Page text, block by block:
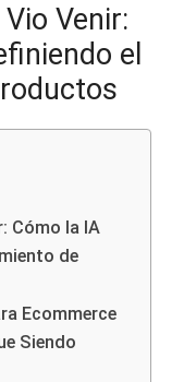
Venir:
el
Cómo la IA
de
Ecommerce
Siendo